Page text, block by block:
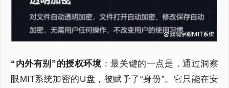
“内外有别”的授权环境：最关键的一点是，通过洞察
眼MIT系统加密的U盘，被赋予了“身份”。它只能在安